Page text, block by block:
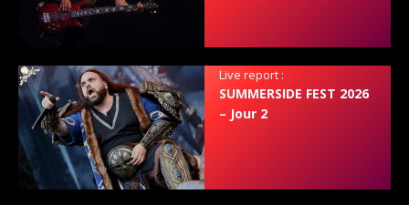
Live report :
SUMMERSIDE FEST 2026
– Jour 2